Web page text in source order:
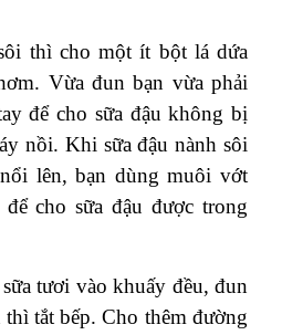
thì cho một ít bột lá dứa
Vừa đun bạn vừa phải
để cho sữa đậu không bị
nồi. Khi sữa đậu nành sôi
lên, bạn dùng muôi vớt
cho sữa đậu được trong
tươi vào khuấy đều, đun
tắt bếp. Cho thêm đường